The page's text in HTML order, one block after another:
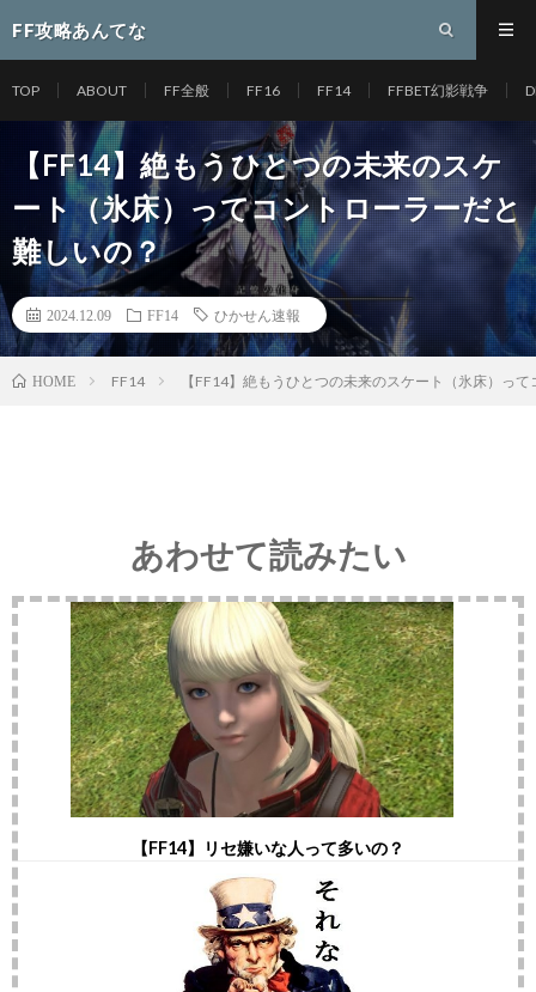
FF攻略あんてな
TOP ABOUT FF全般 FF16 FF14 FFBET幻影戦争
【FF14】絶もうひとつの未来のスケ
ート（氷床）ってコントローラーだと
難しいの？
2024.12.09 FF14 ひかせん速報
HOME FF14 【FF14】絶もうひとつの未来のスケート（氷床）っ
あわせて読みたい
【FF14】リセ嫌いな人って多いの？